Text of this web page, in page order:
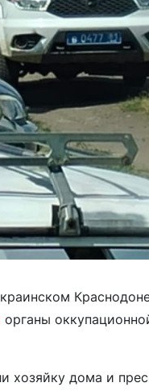
органы
дома и